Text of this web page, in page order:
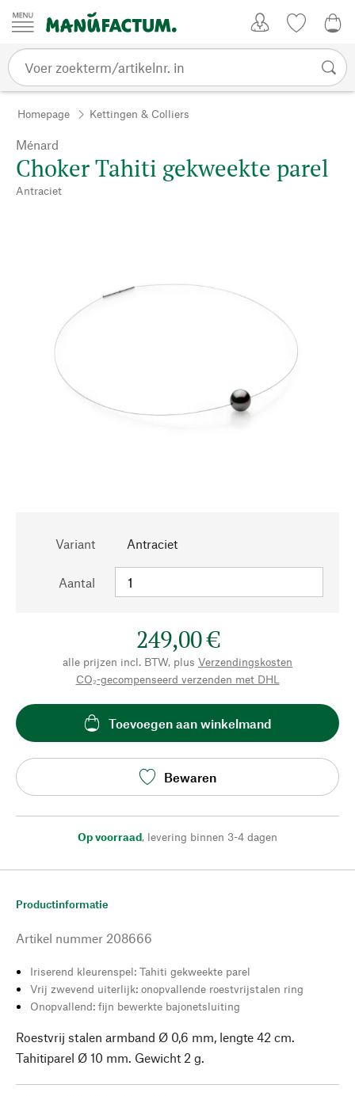
Passer au contenu
Homepage Kettingen & Colliers
Ménard
Choker Tahiti gekweekte parel
Antraciet
Variant Antraciet
Aantal
249,00 €
alle prijzen incl. BTW, plus Verzendingskosten
CO₂-gecompenseerd verzenden met DHL
Toevoegen aan winkelmand
Bewaren
Op voorraad, levering binnen 3-4 dagen
Productinformatie
Artikel nummer 208666
Iriserend kleurenspel: Tahiti gekweekte parel
Vrij zwevend uiterlijk: onopvallende roestvrijstalen ring
Onopvallend: fijn bewerkte bajonetsluiting
Roestvrij stalen armband Ø 0,6 mm, lengte 42 cm.
Tahitiparel Ø 10 mm. Gewicht 2 g.